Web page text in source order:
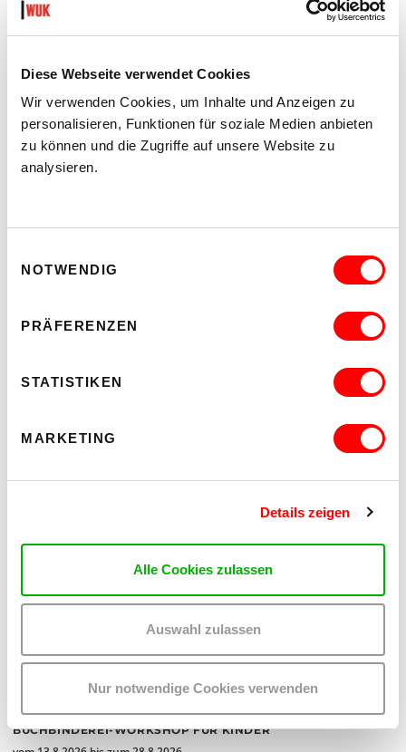
Diese Webseite verwendet Cookies
Wir verwenden Cookies, um Inhalte und Anzeigen zu
personalisieren, Funktionen für soziale Medien anbieten
zu können und die Zugriffe auf unsere Website zu
analysieren.
NOTWENDIG
PRÄFERENZEN
STATISTIKEN
MARKETING
Details zeigen
Alle Cookies zulassen
Auswahl zulassen
Nur notwendige Cookies verwenden
CONTACT IMPROVISATION JAM
BUCHBINDEREI-WORKSHOP FÜR KINDER